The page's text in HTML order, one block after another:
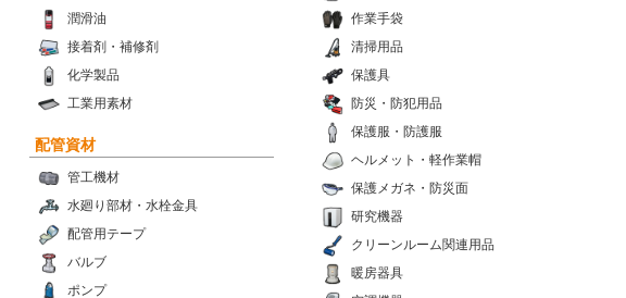
潤滑油
接着剤・補修剤
化学製品
工業用素材
作業手袋
清掃用品
保護具
防災・防犯用品
保護服・防護服
ヘルメット・軽作業帽
保護メガネ・防災面
研究機器
クリーンルーム関連用品
暖房器具
配管資材
管工機材
水廻り部材・水栓金具
配管用テープ
バルブ
ポンプ